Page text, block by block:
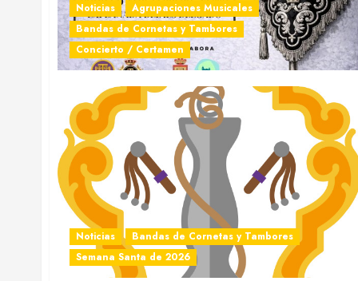
Noticias
Agrupaciones Musicales
Bandas de Cornetas y Tambores
Concierto / Certamen
Noticias
Bandas de Cornetas y Tambores
Semana Santa de 2026
¿Quieres